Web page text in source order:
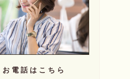
話 は こ ち ら